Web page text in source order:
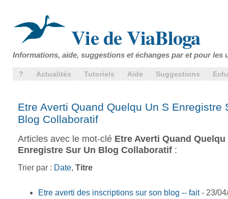
Vie de ViaBloga
Informations, aide, suggestions et échanges par et pour les
? Actualités Tutoriels Aide Suggestions
Etre Averti Quand Quelqu Un S Enregistre
Blog Collaboratif
Articles avec le mot-clé Etre Averti Quand Quelqu
Enregistre Sur Un Blog Collaboratif :
Trier par : Date, Titre
Etre averti des inscriptions sur son blog -- fait- 23/